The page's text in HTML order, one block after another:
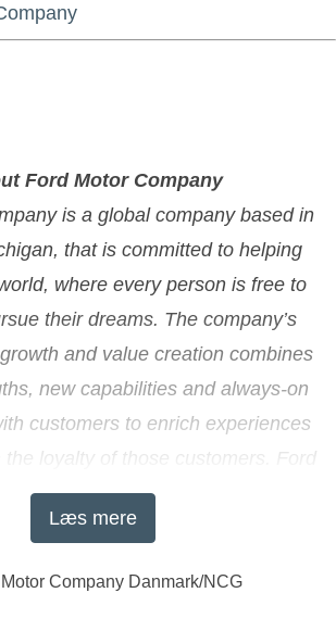
Ford Motor Company
is a global company based in
that is committed to helping
where every person is free to
their dreams. The company’s
and value creation combines
new capabilities and always-on
customers to enrich experiences
the loyalty of those customers. Ford
innovative, must-have Ford
vehicles, commercial vans and
services. Additionally, Ford is
Læs mere